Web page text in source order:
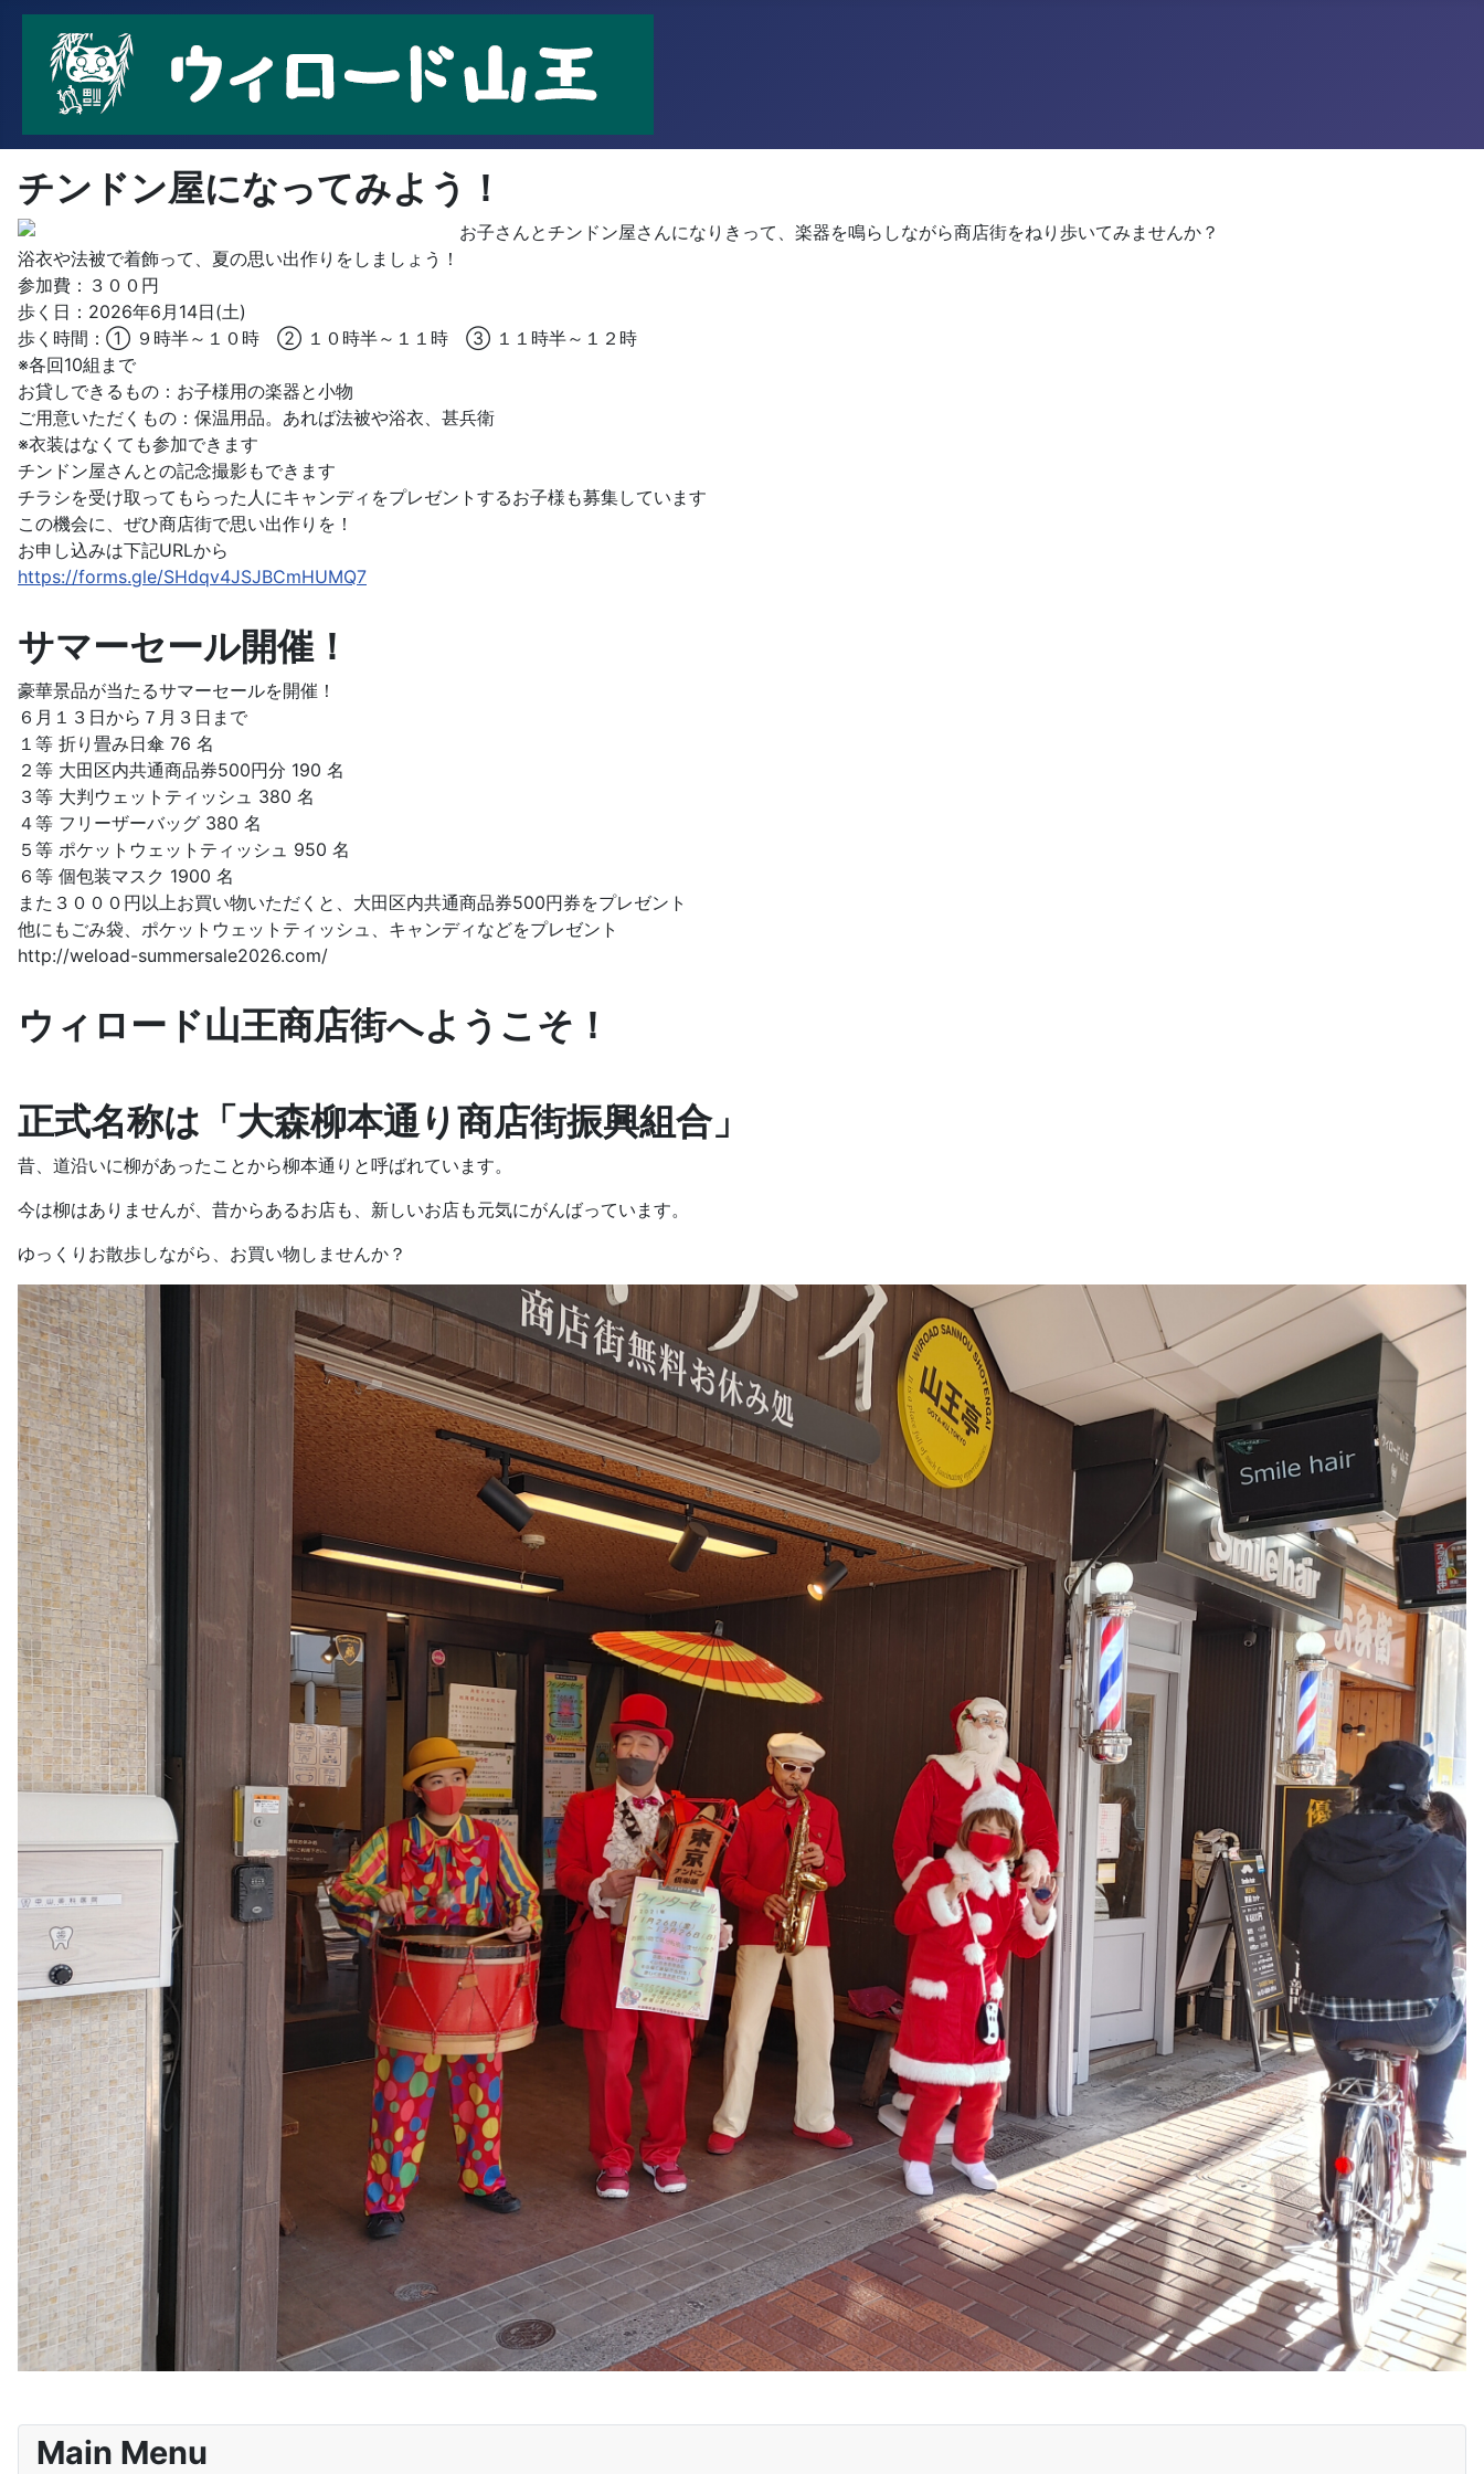
チンドン屋になってみよう！
お子さんとチンドン屋さんになりきって、楽器を鳴らしながら商店街をねり歩いてみませんか？
浴衣や法被で着飾って、夏の思い出作りをしましょう！
参加費：３００円
歩く日：2026年6月14日(土)
歩く時間：① ９時半～１０時 ② １０時半～１１時 ③ １１時半～１２時
※各回10組まで
お貸しできるもの：お子様用の楽器と小物
ご用意いただくもの：保温用品。あれば法被や浴衣、甚兵衛
※衣装はなくても参加できます
チンドン屋さんとの記念撮影もできます
チラシを受け取ってもらった人にキャンディをプレゼントするお子様も募集しています
この機会に、ぜひ商店街で思い出作りを！
お申し込みは下記URLから
https://forms.gle/SHdqv4JSJBCmHUMQ7
サマーセール開催！
豪華景品が当たるサマーセールを開催！
６月１３日から７月３日まで
１等 折り畳み日傘 76 名
２等 大田区内共通商品券500円分 190 名
３等 大判ウェットティッシュ 380 名
４等 フリーザーバッグ 380 名
５等 ポケットウェットティッシュ 950 名
６等 個包装マスク 1900 名
また３０００円以上お買い物いただくと、大田区内共通商品券500円券をプレゼント
他にもごみ袋、ポケットウェットティッシュ、キャンディなどをプレゼント
http://weload-summersale2026.com/
ウィロード山王商店街へようこそ！
正式名称は「大森柳本通り商店街振興組合」
昔、道沿いに柳があったことから柳本通りと呼ばれています。
今は柳はありませんが、昔からあるお店も、新しいお店も元気にがんばっています。
ゆっくりお散歩しながら、お買い物しませんか？
Main Menu